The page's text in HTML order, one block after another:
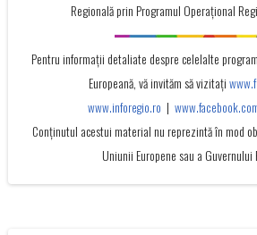
Regională prin Programul Operaţional
Pentru informații detaliate despre celelalte
Europeană, vă invităm să vizitați
www.inforegio.ro |
Conţinutul acestui material nu reprezintă în mod
Uniunii Europene sau a Guvernului